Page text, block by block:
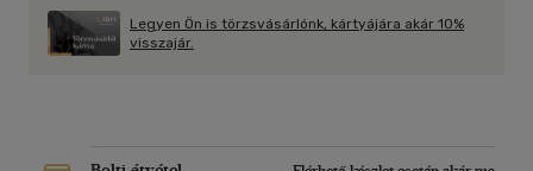
Legyen Ön is törzsvásárlónk, kártyájára akár 10%
visszajár.